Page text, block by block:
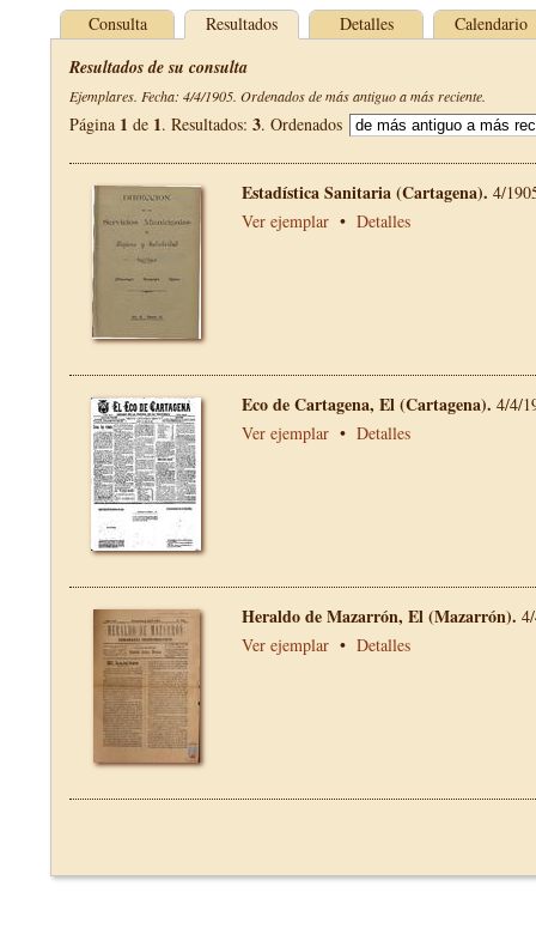
Consulta Resultados Detalles Calendario
Resultados de su consulta
Ejemplares. Fecha: 4/4/1905. Ordenados de más antiguo a más reciente.
Página 1 de 1. Resultados: 3. Ordenados
Estadística Sanitaria (Cartagena). 4/
Ver ejemplar • Detalles
Eco de Cartagena, El (Cartagena). 4/4/
Ver ejemplar • Detalles
Heraldo de Mazarrón, El (Mazarrón).
Ver ejemplar • Detalles